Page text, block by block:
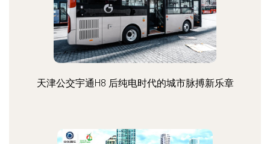
天津公交宇通H8 后纯电时代的城市脉搏新乐章